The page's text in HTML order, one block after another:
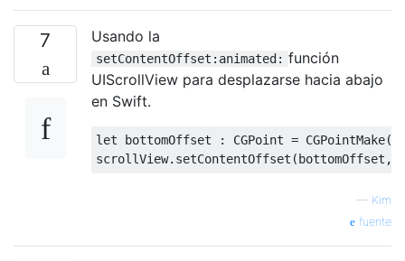
7 Usando la
setContentOffset:animated: función
UIScrollView para desplazarse hacia abajo
en Swift.
let bottomOffset : CGPoint = CGPointMake(
scrollView. setContentOffset (bottomOffset ,
— Kim
fuente